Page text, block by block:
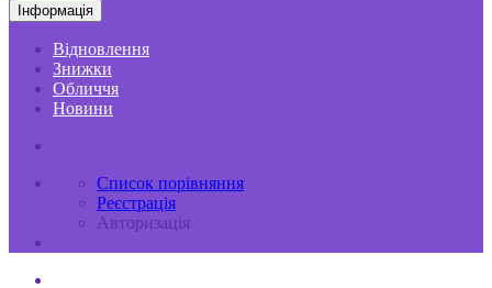
Інформація
Відновлення
Знижки
Обличчя
Новини
Список порівняння
Реєстрація
Авторизація